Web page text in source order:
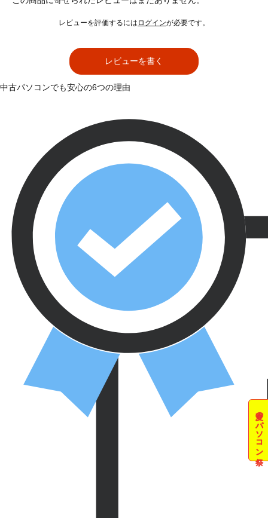
レビューを評価するには ログインが必要です。
レビューを書く
夏のパソコン祭
中古パソコンでも安心の6つの理由